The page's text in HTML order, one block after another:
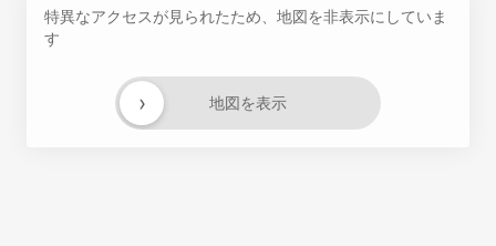
特異なアクセスが見られたため、地図を非表示にしていま
す
地図を表示
›